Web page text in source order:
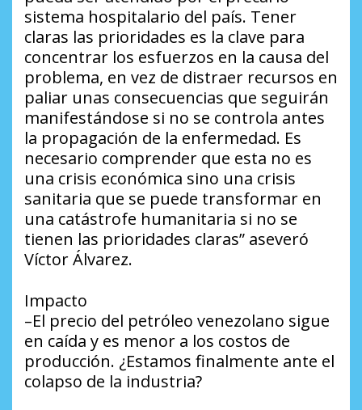
sistema hospitalario del país. Tener
claras las prioridades es la clave para
concentrar los esfuerzos en la causa del
problema, en vez de distraer recursos en
paliar unas consecuencias que seguirán
manifestándose si no se controla antes
la propagación de la enfermedad. Es
necesario comprender que esta no es
una crisis económica sino una crisis
sanitaria que se puede transformar en
una catástrofe humanitaria si no se
tienen las prioridades claras” aseveró
Víctor Álvarez.
Impacto
–El precio del petróleo venezolano sigue
en caída y es menor a los costos de
producción. ¿Estamos finalmente ante el
colapso de la industria?